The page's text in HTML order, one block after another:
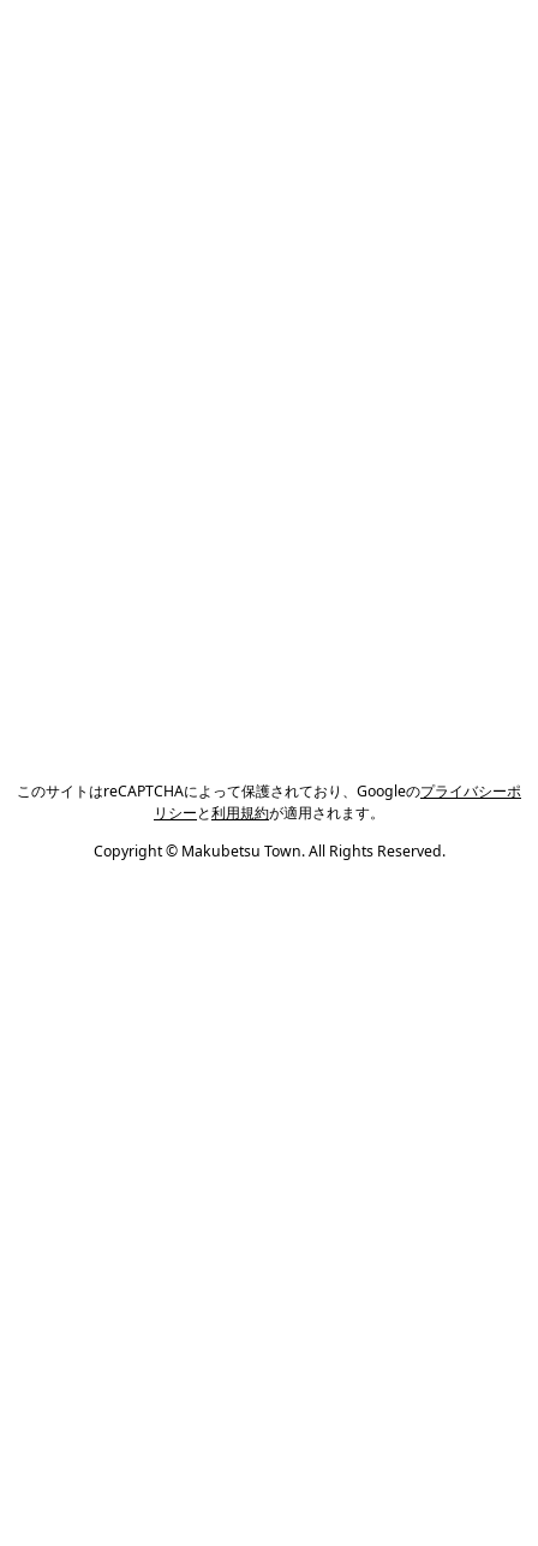
このサイトはreCAPTCHAによって保護されており、Googleのプライバシーポ
リシーと利用規約が適用されます。
Copyright © Makubetsu Town. All Rights Reserved.